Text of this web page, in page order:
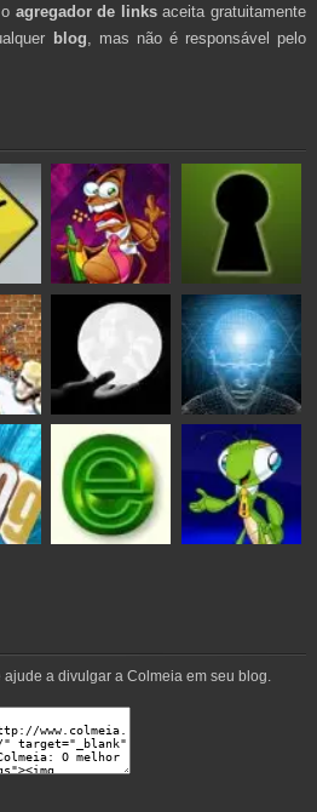
agregador de linksaceita gratuitamente
blog , mas não é responsável pelo
a divulgar a Colmeia em seu blog.